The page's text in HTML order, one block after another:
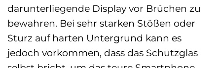
darunterliegende Display vor Brüchen zu
bewahren. Bei sehr starken Stößen oder
Sturz auf harten Untergrund kann es
jedoch vorkommen, dass das Schutzglas